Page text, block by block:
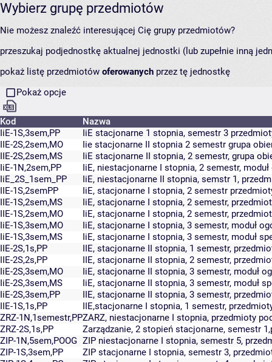
Wybierz grupę przedmiotów
Nie możesz znaleźć interesującej Cię grupy przedmiotów?
przeszukaj podjednostkę aktualnej jednostki (lub zupełnie inną
pokaż listę przedmiotów oferowanych przez tę jednostkę
Pokaż opcje
Kod
Nazwa
IiE-1S,3sem,PP
IiE stacjonarne 1 stopnia, semestr 3
IIE-2S,2sem,MO
Iie stacjonarne II stopnia 2 semestr grupa
IIE-2S,2sem,MS
IiE stacjonarne II stopnia, 2 semestr, grupa
IiE-1N,2sem,PP
IiE, niestacjonarne I stopnia, 2 semestr,
IiE_2S_1sem_PP
IiE, niestacjonarne II stopnia, semstr 1,
IIE-1S,2semPP
IiE, stacjonarne I stopnia, 2 semestr
IIE-1S,2sem,MS
IiE, stacjonarne I stopnia, 2 semestr,
IIE-1S,2sem,MO
IiE, stacjonarne I stopnia, 2 semestr,
IiE-1S,3sem,MO
IiE, stacjonarne I stopnia, 3 semestr, moduł
IiE-1S,3sem,MS
IiE, stacjonarne I stopnia, 3 semestr, moduł
IIE-2S,1s,PP
IIE, stacjonarne II stopnia, 1 semestr,
IIE-2S,2s,PP
IIE, stacjonarne II stopnia, 2 semestr,
IiE-2S,3sem,MO
IiE, stacjonarne II stopnia, 3 semestr, moduł
IiE-2S,3sem,MS
IiE, stacjonarne II stopnia, 3 semestr, moduł
IiE-2S,3sem,PP
IIE, stacjonarne II stopnia, 3 semestr,
IIE-1S,1s,PP
IIE,stacjonarne I stopnia, 1 semestr,
ZRZ-1N,1semestr,PPZARZ, niestacjonarne I stopnia, przedmioty
ZRZ-2S,1s,PP
Zarządzanie, 2 stopień stacjonarne, semestr
ZIP-1N,5sem,POOG ZIP niestacjonarne I stopnia, semestr 5,
ZIP-1S,3sem,PP
ZIP stacjonarne I stopnia, semestr 3,